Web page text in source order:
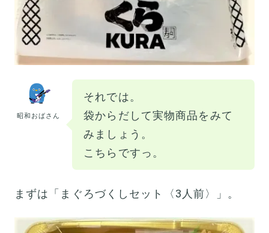
昭和おばさん
それでは。
袋からだして実物商品をみて
みましょう。
こちらですっ。
まずは「まぐろづくしセット〈3人前〉」。